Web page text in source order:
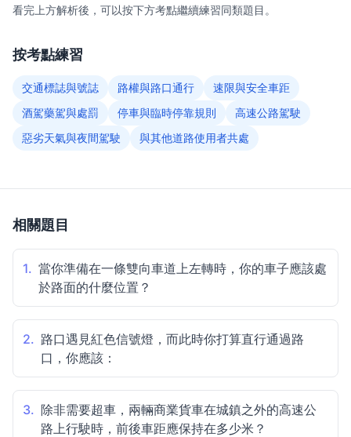
看完上方解析後，可以按下方考點繼續練習同類題目。
按考點練習
交通標誌與號誌 路權與路口通行
速限與安全車距
酒駕藥駕與處罰
停車與臨時停靠規則
高速公路駕駛
惡劣天氣與夜間駕駛
與其他道路使用者共處
相關題目
1. 當你準備在一條雙向車道上左轉時，你的車子應該處
於路面的什麼位置？
2. 路口遇見紅色信號燈，而此時你打算直行通過路
口，你應該：
3. 除非需要超車，兩輛商業貨車在城鎮之外的高速公
路上行駛時，前後車距應保持在多少米？